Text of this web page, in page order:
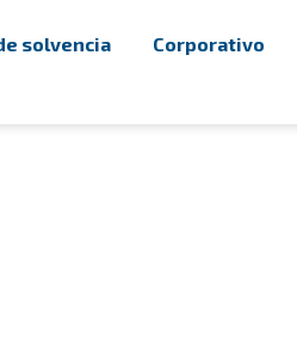
solvencia
Corporativo